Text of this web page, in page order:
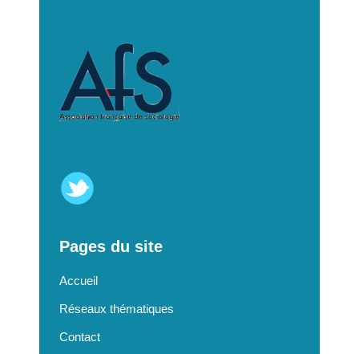
Pages du site
Accueil
Réseaux thématiques
Contact